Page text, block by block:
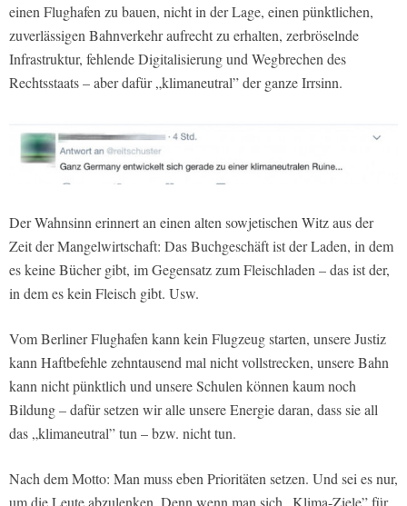
einen Flughafen zu bauen, nicht in der Lage, einen pünktlichen,
zuverlässigen Bahnverkehr aufrecht zu erhalten, zerbröselnde
Infrastruktur, fehlende Digitalisierung und Wegbrechen des
Rechtsstaats – aber dafür „klimaneutral” der ganze Irrsinn.
Der Wahnsinn erinnert an einen alten sowjetischen Witz aus der
Zeit der Mangelwirtschaft: Das Buchgeschäft ist der Laden, in dem
es keine Bücher gibt, im Gegensatz zum Fleischladen – das ist der,
in dem es kein Fleisch gibt. Usw.
Vom Berliner Flughafen kann kein Flugzeug starten, unsere Justiz
kann Haftbefehle zehntausend mal nicht vollstrecken, unsere Bahn
kann nicht pünktlich und unsere Schulen können kaum noch
Bildung – dafür setzen wir alle unsere Energie daran, dass sie all
das „klimaneutral” tun – bzw. nicht tun.
Nach dem Motto: Man muss eben Prioritäten setzen. Und sei es nur,
um die Leute abzulenken. Denn wenn man sich „Klima-Ziele” für